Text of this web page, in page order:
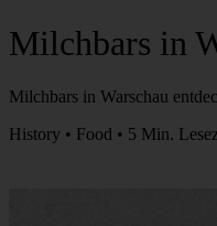
Milchbars in
Milchbars in Warschau
History • Food • 5 Min.